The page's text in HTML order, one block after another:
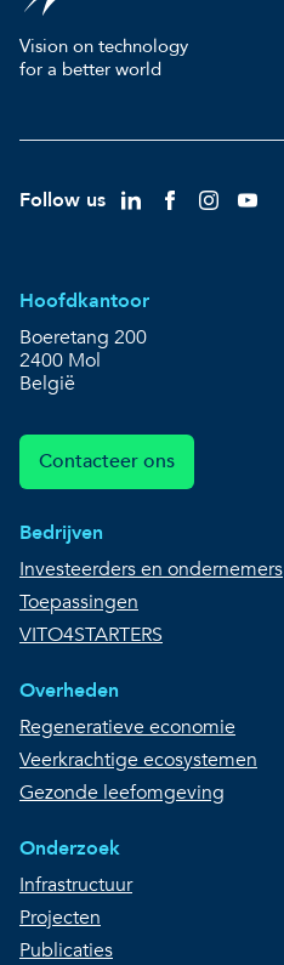
Vision on technology
for a better world
Follow us
Hoofdkantoor
Boeretang 200
2400 Mol
België
Contacteer ons
Bedrijven
Investeerders en ondernemers
Toepassingen
VITO4STARTERS
Overheden
Regeneratieve economie
Veerkrachtige ecosystemen
Gezonde leefomgeving
Onderzoek
Infrastructuur
Projecten
Publicaties